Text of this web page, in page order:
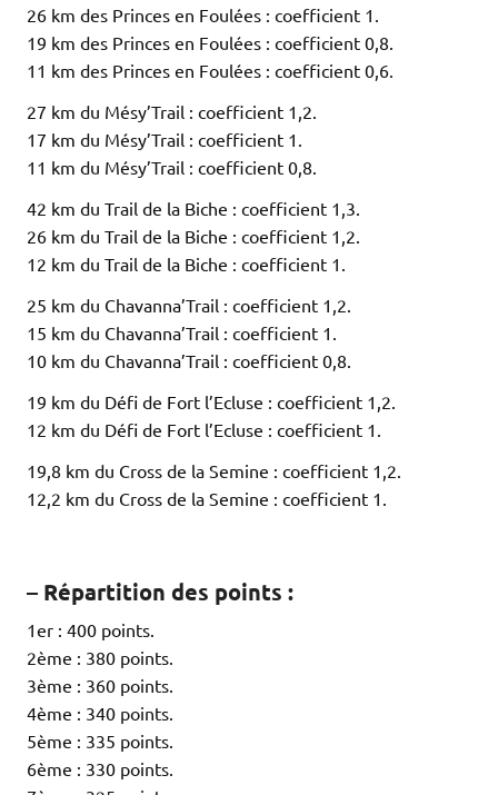
26 km des Princes en Foulées : coefficient 1.
19 km des Princes en Foulées : coefficient 0,8.
11 km des Princes en Foulées : coefficient 0,6.
27 km du Mésy’Trail : coefficient 1,2.
17 km du Mésy’Trail : coefficient 1.
11 km du Mésy’Trail : coefficient 0,8.
42 km du Trail de la Biche : coefficient 1,3.
26 km du Trail de la Biche : coefficient 1,2.
12 km du Trail de la Biche : coefficient 1.
25 km du Chavanna’Trail : coefficient 1,2.
15 km du Chavanna’Trail : coefficient 1.
10 km du Chavanna’Trail : coefficient 0,8.
19 km du Défi de Fort l’Ecluse : coefficient 1,2.
12 km du Défi de Fort l’Ecluse : coefficient 1.
19,8 km du Cross de la Semine : coefficient 1,2.
12,2 km du Cross de la Semine : coefficient 1.
– Répartition des points :
1er : 400 points.
2ème : 380 points.
3ème : 360 points.
4ème : 340 points.
5ème : 335 points.
6ème : 330 points.